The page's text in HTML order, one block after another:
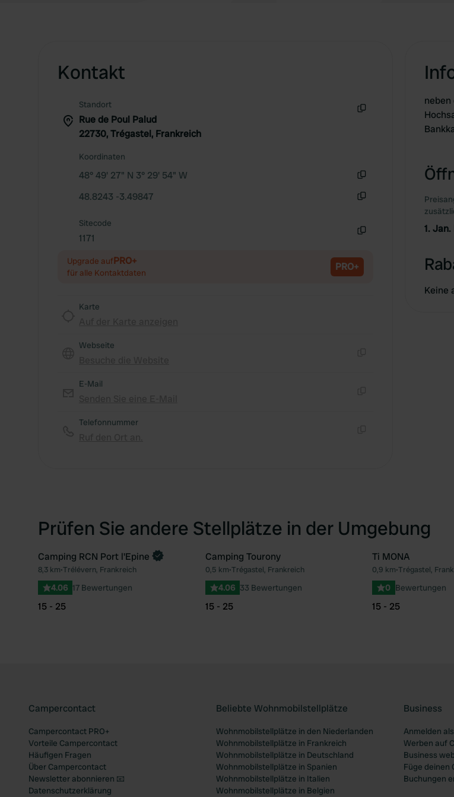
Kontakt
Standort
Rue de Poul Palud
22730, Trégastel, Frankreich
Koordinaten
48° 49' 27" N 3° 29' 54" W
48.8243 -3.49847
Sitecode
1171
Upgrade aufPRO+
für alle Kontaktdaten PRO+
Karte
Webseite
E-Mail
Telefonnummer
1. Jan.
Keine
Prüfen Sie andere Stellplätze in der Umgebung
Favorit
Camping RCN Port l'Epine
8,3 km•Trélévern, Frankreich
4.06 17 Bewertungen
15 - 25
Favorit
Camping Tourony
0,5 km•Trégastel, Frankreich
4.06 33 Bewertungen
15 - 25
Ti MONA
0,9 km•Trégastel,
0 Bewertungen
15 - 25
Campercontact
Campercontact PRO+
Vorteile Campercontact
Häufigen Fragen
Über Campercontact
Newsletter abonnieren 📧
Datenschutzerklärung
Beliebte Wohnmobilstellplätze
Wohnmobilstellplätze in den Niederlanden
Wohnmobilstellplätze in Frankreich
Wohnmobilstellplätze in Deutschland
Wohnmobilstellplätze in Spanien
Wohnmobilstellplätze in Italien
Wohnmobilstellplätze in Belgien
Business
Anmelden
Werben auf
Business
Füge deinen
Buchungen